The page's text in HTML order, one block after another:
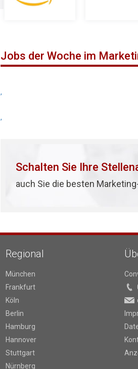
Jobs der Woche im
,
,
Schalten Sie Ihre
auch Sie die besten
Regional
München
Frankfurt
Köln
Berlin
Hamburg
Hannover
Stuttgart
Nürnberg